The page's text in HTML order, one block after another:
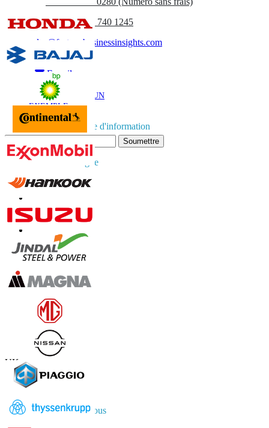
(APAC) +91 744 740 1245
sales@fortunebusinessinsights.com
Appel
E-mail
TÉLÉCHARGER UN
EXEMPLE
Abonnez-vous à la lettre d'information
Soumettre
Faites confiance en ligne
Contactez-nous
+1 833 909 2966 ( Numéro sans frais )
UK+44 808 502 0280 (Numéro sans frais )
APAC+91 744 740 1245
sales@fortunebusinessinsights.com
Connectez-vous avec nous